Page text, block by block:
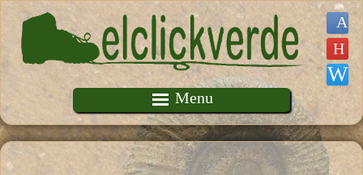
Pasar al contenido principal
Menu